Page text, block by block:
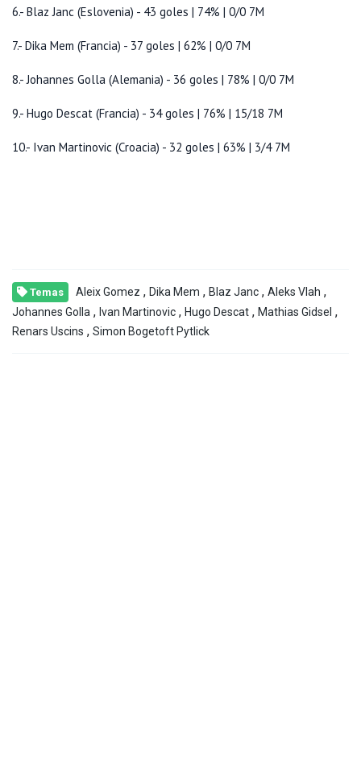
6.- Blaz Janc (Eslovenia) - 43 goles | 74% | 0/0 7M
7.- Dika Mem (Francia) - 37 goles | 62% | 0/0 7M
8.- Johannes Golla (Alemania) - 36 goles | 78% | 0/0 7M
9.- Hugo Descat (Francia) - 34 goles | 76% | 15/18 7M
10.- Ivan Martinovic (Croacia) - 32 goles | 63% | 3/4 7M
Temas Aleix Gomez , Dika Mem , Blaz Janc , Aleks Vlah ,
Johannes Golla , Ivan Martinovic , Hugo Descat , Mathias Gidsel ,
Renars Uscins , Simon Bogetoft Pytlick